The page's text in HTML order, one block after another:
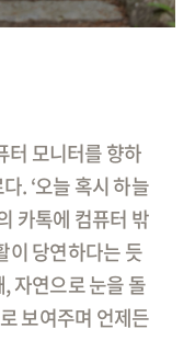
터 모니터를 향하
. ‘오늘 혹시 하늘
카톡에 컴퓨터 밖
이 당연하다는 듯
자연으로 눈을 돌
보여주며 언제든